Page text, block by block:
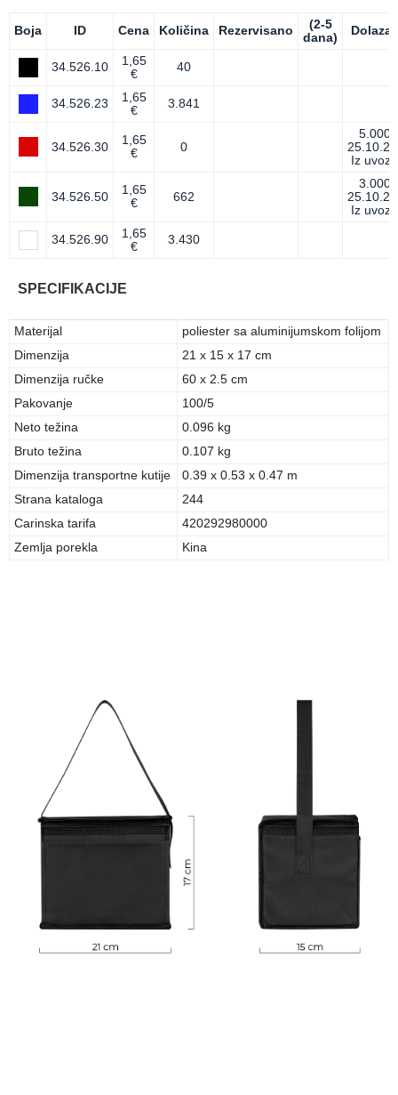
Boja ID Cena Količina Rezervisano
(2-5
dana)
Dolazak
34.526.10
1,65
€
40
34.526.23
1,65
€
3.841
34.526.30
1,65
€
0
5.000
Iz uvoza
34.526.50
1,65
€
662
3.000
Iz uvoza
34.526.90
1,65
€
3.430
SPECIFIKACIJE
Materijal
poliester sa aluminijumskom folijom
Dimenzija
21 x 15 x 17 cm
Dimenzija ručke
60 x 2.5 cm
Pakovanje
100/5
Neto težina
0.096 kg
Bruto težina
0.107 kg
Dimenzija transportne kutije
0.39 x 0.53 x 0.47 m
Strana kataloga
244
Carinska tarifa
420292980000
Zemlja porekla
Kina